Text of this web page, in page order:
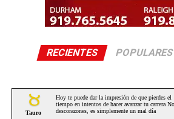
RECIENTES POPULARES